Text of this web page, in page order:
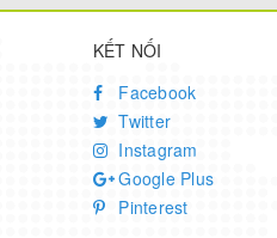
KẾT NỐI
Facebook
Twitter
Instagram
Google Plus
Pinterest